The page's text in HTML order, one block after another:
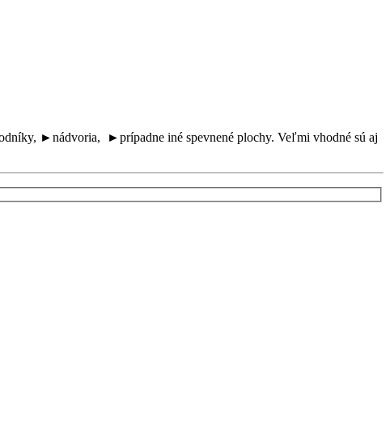
►nádvoria, ►prípadne iné spevnené plochy. Veľmi vhodné sú aj